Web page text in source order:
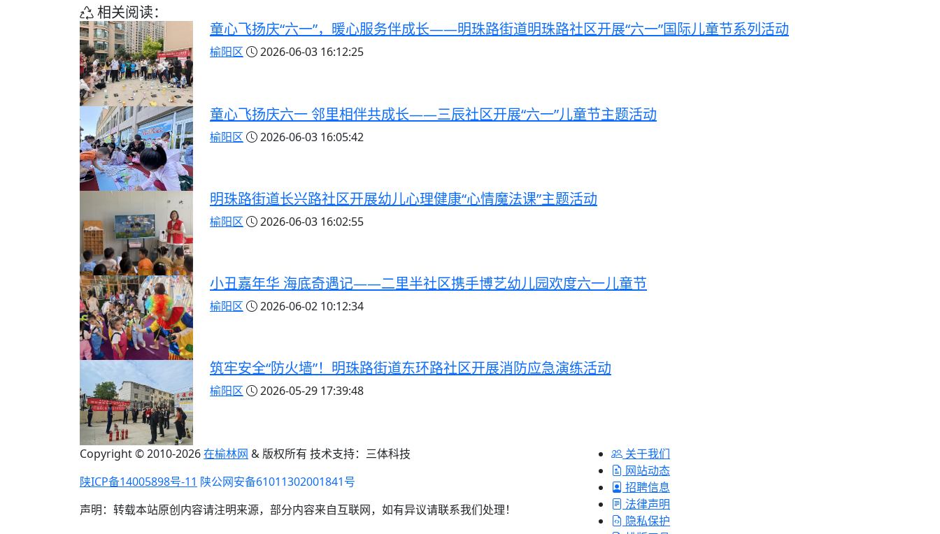
相关阅读：
童心飞扬庆“六一”，暖心服务伴成长——明珠路街道明珠路社区开展“六一”国际儿童节系列活动
榆阳区 2026-06-03 16:12:25
童心飞扬庆六一 邻里相伴共成长——三辰社区开展“六一”儿童节主题活动
榆阳区 2026-06-03 16:05:42
明珠路街道长兴路社区开展幼儿心理健康“心情魔法课”主题活动
榆阳区 2026-06-03 16:02:55
小丑嘉年华 海底奇遇记——二里半社区携手博艺幼儿园欢度六一儿童节
榆阳区 2026-06-02 10:12:34
筑牢安全“防火墙”！明珠路街道东环路社区开展消防应急演练活动
榆阳区 2026-05-29 17:39:48
Copyright © 2010-2026在榆林网 & 版权所有 技术支持：三体科技
陕ICP备14005898号-11 陕公网安备61011302001841号
声明：转载本站原创内容请注明来源，部分内容来自互联网，如有异议请联系我们处理！
关于我们
网站动态
招聘信息
法律声明
隐私保护